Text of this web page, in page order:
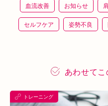
血流改善 お知らせ 肩
セルフケア 姿勢不良
あい通信 筋トレ 骨盤
あわせて
トレーニング